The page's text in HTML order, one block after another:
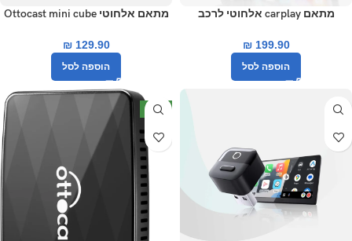
מתאם carplay אלחוטי לרכב
₪199.90
הוספה לסל
מתאם אלחוטי Ottocast mini cube
₪129.90
הוספה לסל
חדש